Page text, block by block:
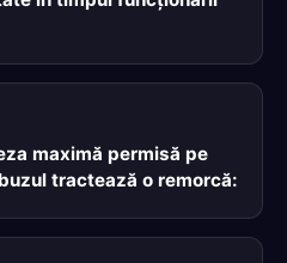
maximă permisă pe
tractează o remorcă: